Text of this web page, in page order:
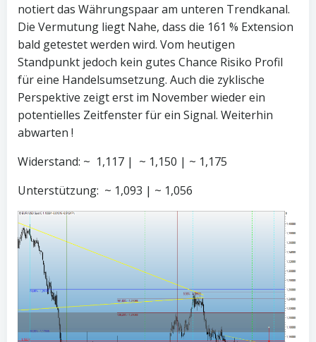
notiert das Währungspaar am unteren Trendkanal.
Die Vermutung liegt Nahe, dass die 161 % Extension
bald getestet werden wird. Vom heutigen
Standpunkt jedoch kein gutes Chance Risiko Profil
für eine Handelsumsetzung. Auch die zyklische
Perspektive zeigt erst im November wieder ein
potentielles Zeitfenster für ein Signal. Weiterhin
abwarten !
Widerstand: ~ 1,117 | ~ 1,150 | ~ 1,175
Unterstützung: ~ 1,093 | ~ 1,056